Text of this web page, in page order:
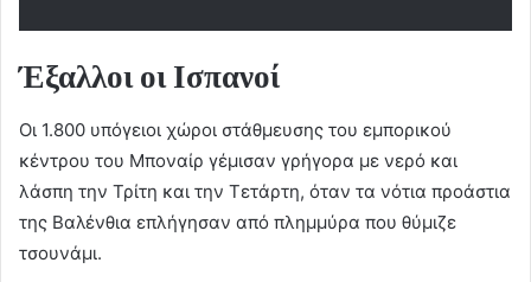
Έξαλλοι οι Ισπανοί
Οι 1.800 υπόγειοι χώροι στάθμευσης του εμπορικού
κέντρου του Μποναίρ γέμισαν γρήγορα με νερό και
λάσπη την Τρίτη και την Τετάρτη, όταν τα νότια προάστια
της Βαλένθια επλήγησαν από πλημμύρα που θύμιζε
τσουνάμι.